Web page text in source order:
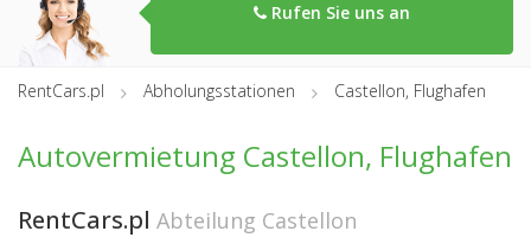
Rufen Sie uns an
RentCars.pl Abholungsstationen Castellon, Flughafen
Autovermietung Castellon, Flughafen
RentCars.pl Abteilung Castellon